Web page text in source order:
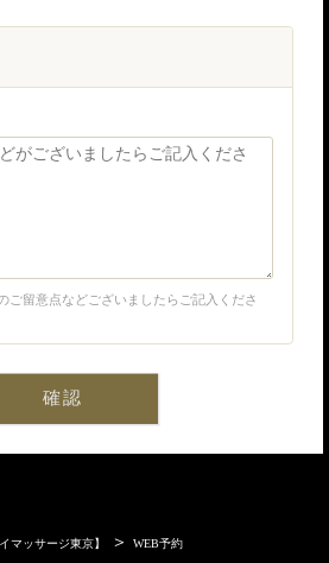
ご留意点などございましたらご記入くださ
確認
マッサージ東京】 ＞ WEB予約